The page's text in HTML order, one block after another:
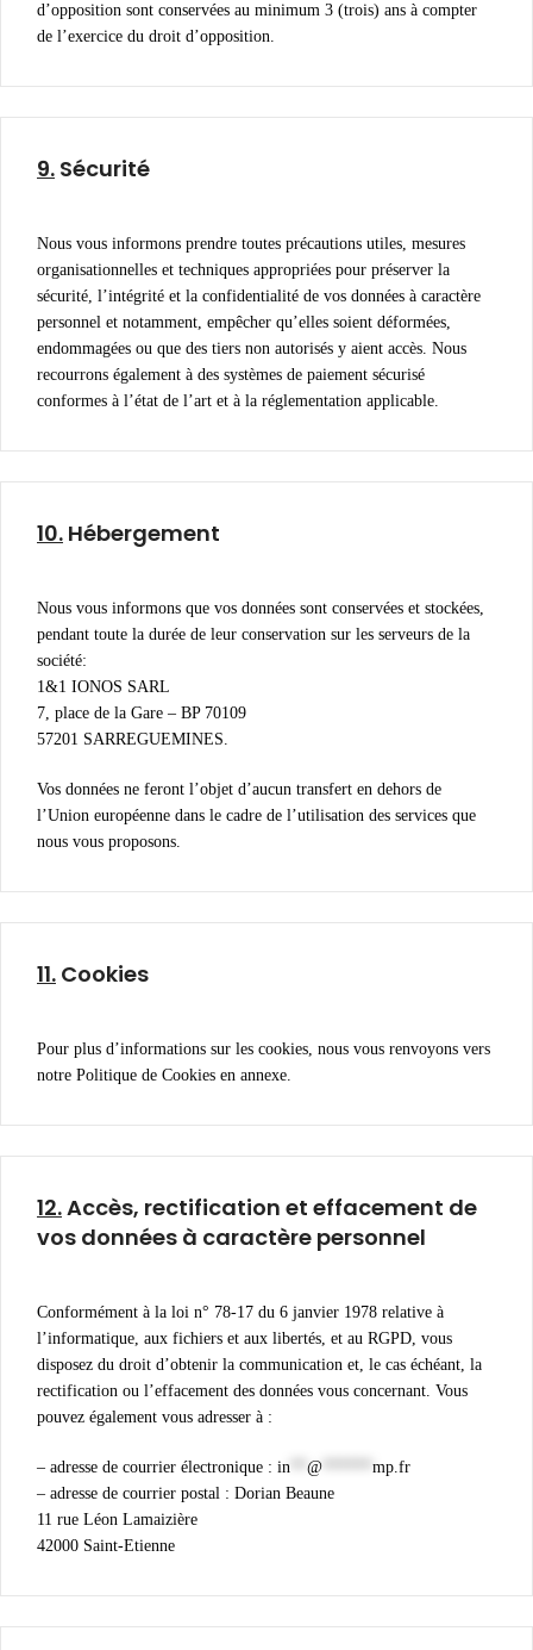
d’opposition sont conservées au minimum 3 (trois) ans à compter
de l’exercice du droit d’opposition.
9. Sécurité
Nous vous informons prendre toutes précautions utiles, mesures
organisationnelles et techniques appropriées pour préserver la
sécurité, l’intégrité et la confidentialité de vos données à caractère
personnel et notamment, empêcher qu’elles soient déformées,
endommagées ou que des tiers non autorisés y aient accès. Nous
recourrons également à des systèmes de paiement sécurisé
conformes à l’état de l’art et à la réglementation applicable.
10. Hébergement
Nous vous informons que vos données sont conservées et stockées,
pendant toute la durée de leur conservation sur les serveurs de la
société:
1&1 IONOS SARL
7, place de la Gare – BP 70109
57201 SARREGUEMINES.
Vos données ne feront l’objet d’aucun transfert en dehors de
l’Union européenne dans le cadre de l’utilisation des services que
nous vous proposons.
11. Cookies
Pour plus d’informations sur les cookies, nous vous renvoyons vers
notre Politique de Cookies en annexe.
12.Accès, rectification et effacement de
vos données à caractère personnel
Conformément à la loi n° 78-17 du 6 janvier 1978 relative à
l’informatique, aux fichiers et aux libertés, et au RGPD, vous
disposez du droit d’obtenir la communication et, le cas échéant, la
rectification ou l’effacement des données vous concernant. Vous
pouvez également vous adresser à :
– adresse de courrier électronique : in @
mp.fr
– adresse de courrier postal : Dorian Beaune
11 rue Léon Lamaizière
42000 Saint-Etienne